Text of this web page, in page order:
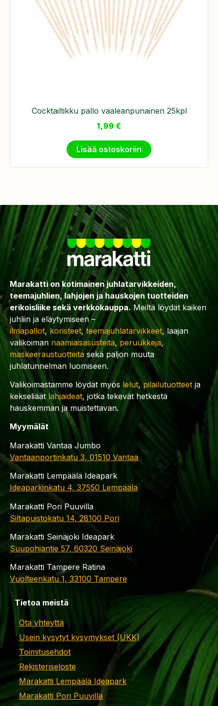
Cocktailtikku pallo vaaleanpunainen 25kpl
1,99 €
Lisää ostoskoriin
Marakatti on kotimainen juhlatarvikkeiden,
teemajuhlien, lahjojen ja hauskojen tuotteiden
erikoisliike sekä verkkokauppa. Meiltä löydät kaiken
juhliin ja eläytymiseen –
ilmapallot, koristeet,teemajuhlatarvikkeet, laajan
valikoiman naamiaisasusteita, peruukkeja,
maskeeraustuotteita sekä paljon muuta
juhlatunnelman luomiseen.
Valikoimastamme löydät myös lelut,pilailutuotteet ja
kekseliäät lahjaideat, jotka tekevät hetkestä
hauskemman ja muistettavan.
Myymälät
Marakatti Vantaa Jumbo
Vantaanportinkatu 3, 01510 Vantaa
Marakatti Lempäälä Ideapark
Ideaparkinkatu 4, 37550 Lempäälä
Marakatti Pori Puuvilla
Siltapuistokatu 14, 28100 Pori
Marakatti Seinäjoki Ideapark
Suupohjantie 57, 60320 Seinäjoki
Marakatti Tampere Ratina
Vuolteenkatu 1, 33100 Tampere
Tietoa meistä
Ota yhteyttä
Usein kysytyt kysymykset (UKK)
Toimitusehdot
Rekisteriseloste
Marakatti Lempäälä Ideapark
Marakatti Pori Puuvilla